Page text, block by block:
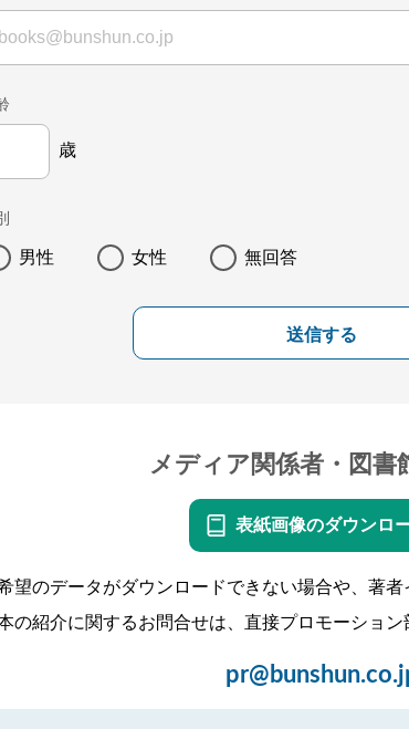
歳
男性 女性 無回答
送信する
メディア関係者・図書
表紙画像のダウンロ
望のデータがダウンロードできない場合や、著
の紹介に関するお問合せは、直接プロモーション